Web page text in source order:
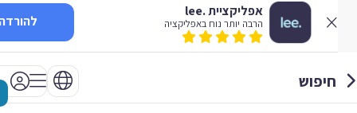
אפליקציית .lee
הרבה יותר נוח באפליקציה להורדה
חיפוש